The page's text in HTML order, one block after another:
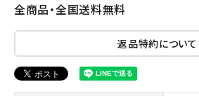
全商品・全国送料無料
返品特約について